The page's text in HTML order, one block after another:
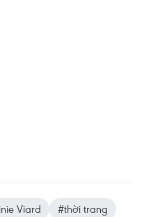
Viard
#thời trang